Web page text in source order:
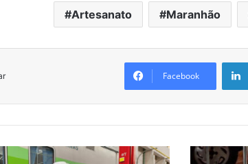
Artesanato Maranhão
Facebook
D